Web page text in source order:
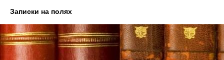
Записки на полях